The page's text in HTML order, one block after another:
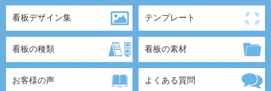
看板デザイン集 テンプレート
看板の種類 看板の素材
お客様の声 よくある質問